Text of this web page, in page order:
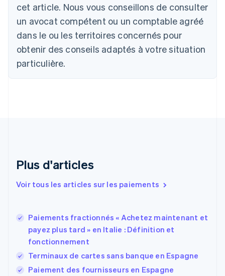
cet article. Nous vous conseillons de consulter
un avocat compétent ou un comptable agréé
dans le ou les territoires concernés pour
obtenir des conseils adaptés à votre situation
particulière.
Plus d'articles
Voir tous les articles sur les paiements
Paiements fractionnés « Achetez maintenant et
payez plus tard » en Italie : Définition et
fonctionnement
Terminaux de cartes sans banque en Espagne
Paiement des fournisseurs en Espagne
English
Canada
English Français
Chine continentale
简体中文English
Chypre
Croatie
Estonie
États-Unis
EnglishSvenska
France
Français
Gibraltar
English
Grèce